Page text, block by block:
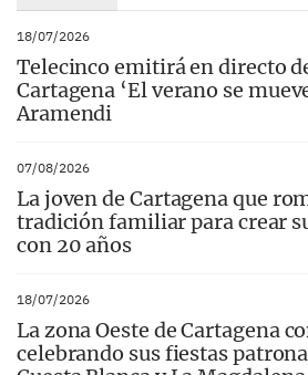
18/07/2026
Telecinco emitirá en directo
Cartagena ‘El verano se
Aramendi
07/08/2026
La joven de Cartagena que
tradición familiar para crear
con 20 años
18/07/2026
La zona Oeste de Cartagena
celebrando sus fiestas